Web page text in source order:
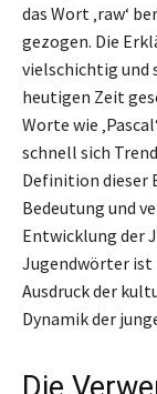
das Wort ‚raw‘
gezogen. Die
vielschichtig und
heutigen Zeit
Worte wie
schnell sich
Definition dieser
Bedeutung und
Entwicklung der
Jugendwörter ist
Ausdruck der
Dynamik der
Die